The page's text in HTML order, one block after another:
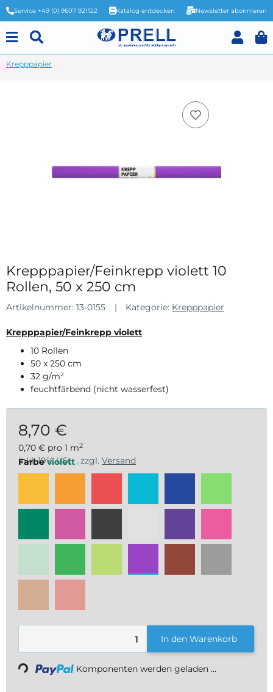
Service +49 (0) 9607 921122 Katalog entdecken Newsletter abonnieren
Krepppapier
Krepppapier/Feinkrepp violett 10
Rollen, 50 x 250 cm
Artikelnummer: 13-0155 Kategorie: Krepppapier
Krepppapier/Feinkrepp violett
10 Rollen
50 x 250 cm
32 g/m²
feuchtfärbend (nicht wasserfest)
8,70 €
0,70 € pro 1 m2
inkl. 19% USt. , zzgl. Versand
Farbeviolett
In den Warenkorb
Komponenten werden geladen ...